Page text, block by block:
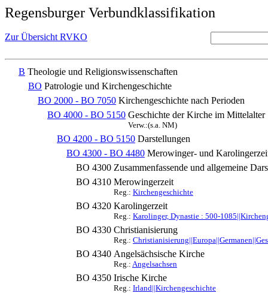
Regensburger Verbundklassifikation
Zur Übersicht RVKO
B Theologie und Religionswissenschaften
BO Patrologie und Kirchengeschichte
BO 2000 - BO 7050 Kirchengeschichte nach Perioden
BO 4000 - BO 5150 Geschichte der Kirche im Mittelalter
Verw.:(s.a. NM)
BO 4200 - BO 5150 Darstellungen
BO 4300 - BO 4480 Merowinger- und
BO 4300 Zusammenfassende und allgemeine
BO 4310 Merowingerzeit
Reg.: Kirchengeschichte
BO 4320 Karolingerzeit
Reg.: Karolinger, Dynastie : 500-
BO 4330 Christianisierung
Reg.:
BO 4340 Angelsächsische Kirche
Reg.: Angelsachsen
BO 4350 Irische Kirche
Reg.: Irland||Kirchengeschichte